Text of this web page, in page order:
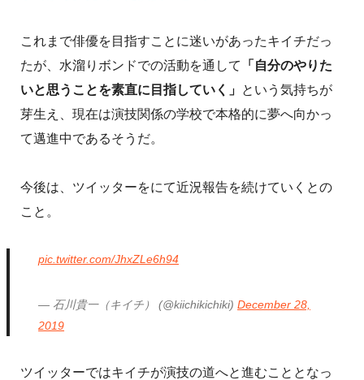
これまで俳優を目指すことに迷いがあったキイチだっ
たが、水溜りボンドでの活動を通して
「自分のやりた
いと思うことを素直に目指していく」 という気持ちが
芽生え、現在は演技関係の学校で本格的に夢へ向かっ
て邁進中であるそうだ。
今後は、ツイッターをにて近況報告を続けていくとの
こと。
pic.twitter.com/JhxZLe6h94
— 石川貴一（キイチ） (@kiichikichiki)December 28,
2019
ツイッターではキイチが演技の道へと進むこととなっ